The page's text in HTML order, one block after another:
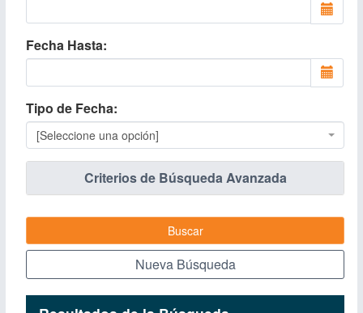
Fecha Hasta
Tipo de Fecha
[Seleccione una opción]
Criterios de Búsqueda Avanzada
Buscar
Nueva Búsqueda